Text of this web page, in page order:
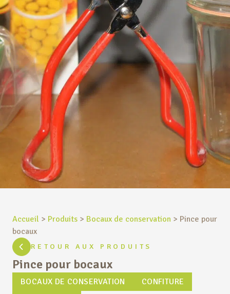
Accueil > Produits > Bocaux de conservation > Pince pour
bocaux
RETOUR AUX PRODUITS
Pince pour bocaux
BOCAUX DE CONSERVATION
CONFITURE